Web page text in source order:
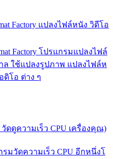
Factory แปลงไฟล์หนัง วิดีโอ
Factory โปรแกรมแปลงไฟล์
ล ใช้แปลงรูปภาพ แปลงไฟล์ห
ดิโอ ต่าง ๆ
ดดูความเร็ว CPU เครื่องคุณ)
มวัดความเร็ว CPU อีกหนึ่งโ